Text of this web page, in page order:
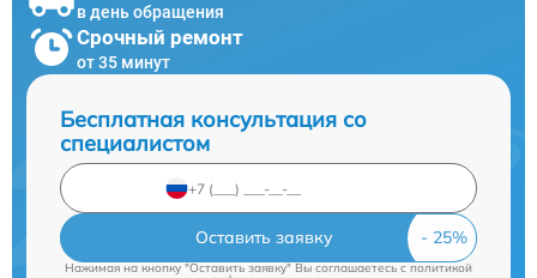
в день обращения
Срочный ремонт
от 35 минут
Бесплатная консультация со
специалистом
Оставить заявку
Нажимая на кнопку "Оставить заявку" Вы соглашаетесь c политикой